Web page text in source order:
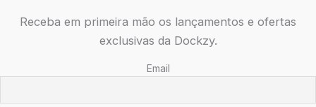
Receba em primeira mão os lançamentos e ofertas
exclusivas da Dockzy.
Email